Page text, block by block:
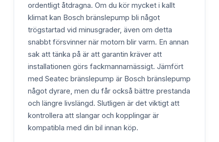
ordentligt åtdragna. Om du kör mycket i kallt
klimat kan Bosch bränslepump bli något
trögstartad vid minusgrader, även om detta
snabbt försvinner när motorn blir varm. En annan
sak att tänka på är att garantin kräver att
installationen görs fackmannamässigt. Jämfört
med Seatec bränslepump är Bosch bränslepump
något dyrare, men du får också bättre prestanda
och längre livslängd. Slutligen är det viktigt att
kontrollera att slangar och kopplingar är
kompatibla med din bil innan köp.